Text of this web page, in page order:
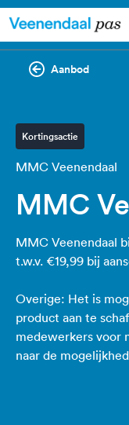
Aanbod
Kortingsactie
MMC Veenendaal
MMC
MMC Veenendaal
t.w.v. €19,99 bij
Overige: Het is
product aan te
medewerkers voor
naar de